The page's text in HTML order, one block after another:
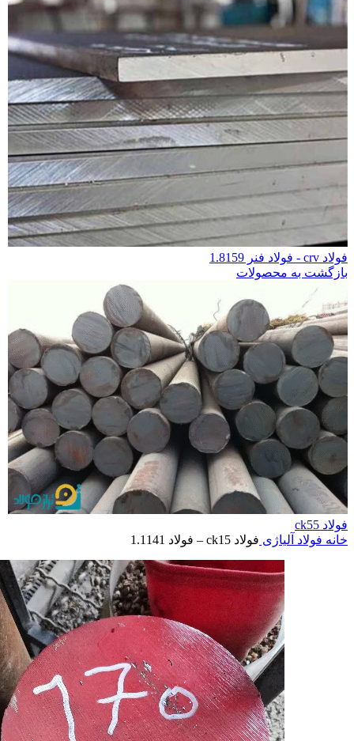
فولاد crv - فولاد فنر 1.8159
بازگشت به محصولات
فولاد ck55
خانه فولاد آلیاژی فولاد ck15 – فولاد 1.1141